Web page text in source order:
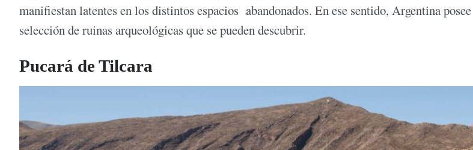
manifiestan latentes en los distintos espacios abandonados. En ese sentido, Argentina
selección de ruinas arqueológicas que se pueden descubrir.
Pucará de Tilcara